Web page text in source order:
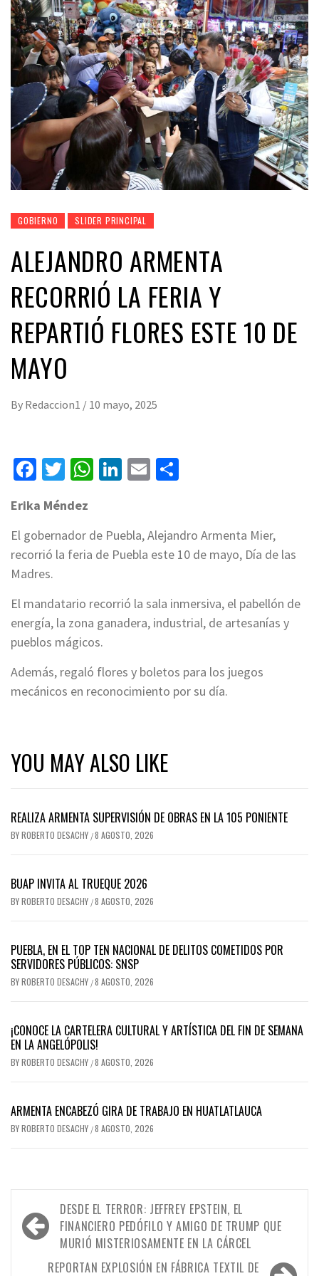
GOBIERNO SLIDER PRINCIPAL
ALEJANDRO ARMENTA
RECORRIÓ LA FERIA Y
REPARTIÓ FLORES ESTE 10 DE
MAYO
By Redaccion1 / 10 mayo, 2025
Facebook
Twitter
WhatsApp
LinkedIn
Email
Erika Méndez
El gobernador de Puebla, Alejandro Armenta Mier,
recorrió la feria de Puebla este 10 de mayo, Día de las
Madres.
El mandatario recorrió la sala inmersiva, el pabellón de
energía, la zona ganadera, industrial, de artesanías y
pueblos mágicos.
Además, regaló flores y boletos para los juegos
mecánicos en reconocimiento por su día.
YOU MAY ALSO LIKE
REALIZA ARMENTA SUPERVISIÓN DE OBRAS EN LA 105 PONIENTE
BYROBERTO DESACHY /8 AGOSTO, 2026
BUAP INVITA AL TRUEQUE 2026
BYROBERTO DESACHY /8 AGOSTO, 2026
PUEBLA, EN EL TOP TEN NACIONAL DE DELITOS COMETIDOS POR
SERVIDORES PÚBLICOS: SNSP
BYROBERTO DESACHY /8 AGOSTO, 2026
¡CONOCE LA CARTELERA CULTURAL Y ARTÍSTICA DEL FIN DE SEMANA
EN LA ANGELÓPOLIS!
BYROBERTO DESACHY /8 AGOSTO, 2026
ARMENTA ENCABEZÓ GIRA DE TRABAJO EN HUATLATLAUCA
BYROBERTO DESACHY /8 AGOSTO, 2026
Navegación
de
entradas
DESDE EL TERROR: JEFFREY EPSTEIN, EL
FINANCIERO PEDÓFILO Y AMIGO DE TRUMP QUE
MURIÓ MISTERIOSAMENTE EN LA CÁRCEL
REPORTAN EXPLOSIÓN EN FÁBRICA TEXTIL DE